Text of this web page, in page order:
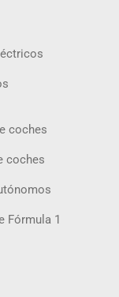
coches
coches
Fórmula 1